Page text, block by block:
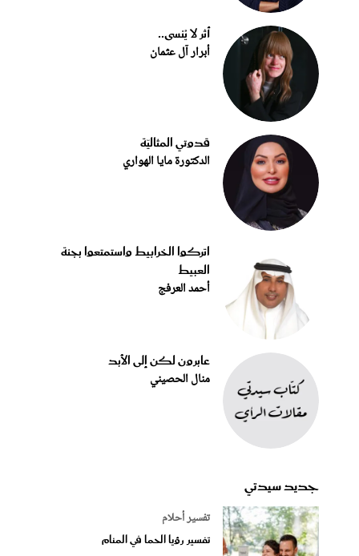
أثر لا يُنسى..
أبرار آل عثمان
قدوتي المثاليّة
الدكتورة مايا الهواري
اتركوا الخرابيط واستمتعوا بجنة
العبيط
أحمد العرفج
عابرون لكن إلى الأبد
منال الحصيني
جديد سيدتي
تفسير أحلام
تفسير رؤيا الحما في المنام